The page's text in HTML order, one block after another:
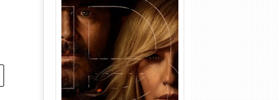
Rancho Dutton 1ª
Temporada Torrent (2026)
WEB-DL 1080p Dual Áudio